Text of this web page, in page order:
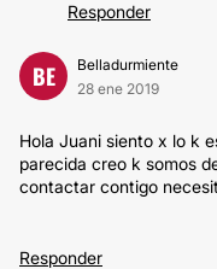
Responder
BE
Belladurmiente
28 ene 2019
Hola Juani siento x lo k
parecida creo k somos
contactar contigo
Responder